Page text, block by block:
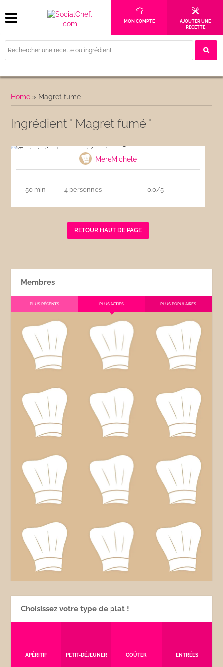
MON COMPTE
AJOUTER UNE
RECETTE
Home » Magret fumé
Ingrédient " Magret fumé "
MereMichele
50 min 4 personnes 0.0/5
RETOUR HAUT DE PAGE
Membres
PLUS RÉCENTS PLUS ACTIFS PLUS POPULAIRES
Choisissez votre type de plat !
APÉRITIF PETIT-DÉJEUNER GOÛTER ENTRÉES